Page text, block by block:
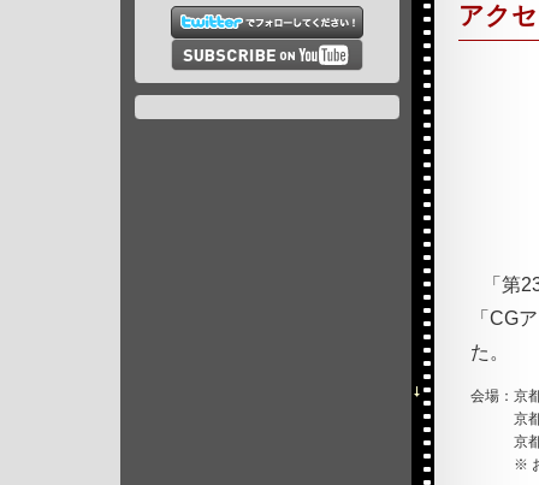
アク
「第
「CG
た。
会場： 京
京
京
※